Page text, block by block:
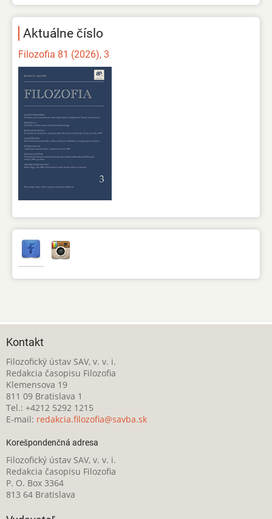
Aktuálne číslo
Filozofia 81 (2026), 3
Kontakt
Filozofický ústav SAV, v. v. i.
Redakcia časopisu Filozofia
Klemensova 19
811 09 Bratislava 1
Tel.: +4212 5292 1215
E-mail: redakcia.filozofia@savba.sk
Korešpondenčná adresa
Filozofický ústav SAV, v. v. i.
Redakcia časopisu Filozofia
P. O. Box 3364
813 64 Bratislava